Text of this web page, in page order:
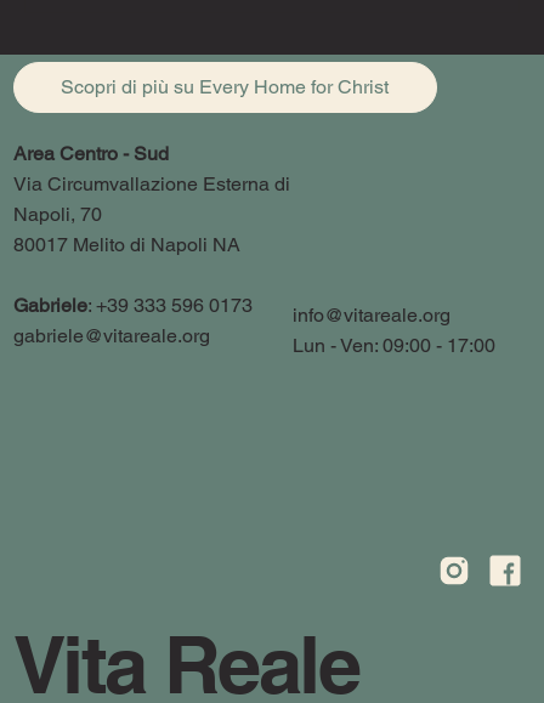
Scopri di più su Every Home for Christ
Area Centro - Sud
Via Circumvallazione Esterna di
Napoli, 70
80017 Melito di Napoli NA
Gabriele: +39 333 596 0173
gabriele@vitareale.org
info@vitareale.org
Lun - Ven: 09:00 - 17:00
Vita Reale